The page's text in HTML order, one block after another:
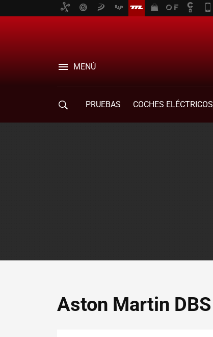
MENÚ
PRUEBAS COCHES ELÉCTRICOS
Aston Martin DBS